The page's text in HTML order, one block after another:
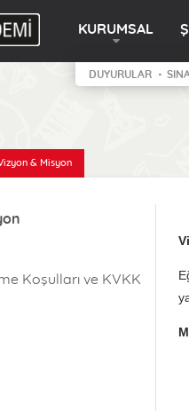
KURUMSAL
DUYURULAR
& Misyon
Koşulları ve KVKK